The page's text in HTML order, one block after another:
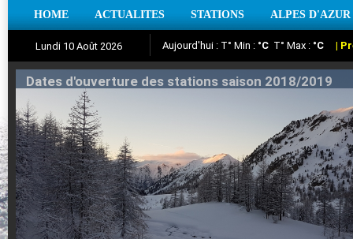
HOME ACTUALITES STATIONS ALPES D'AZUR
Lundi 10 Août 2026
Aujourd'hui : T° Min :°CT° Max :°C |
Iso à 0° :mNeige sur 12 heures :cm
Suivez en direct l'actualité des stations